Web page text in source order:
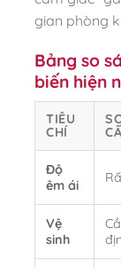
gian phòng
Bảng so
biến hiện
TIÊU
CHÍ
Độ
êm ái
Vệ
sinh